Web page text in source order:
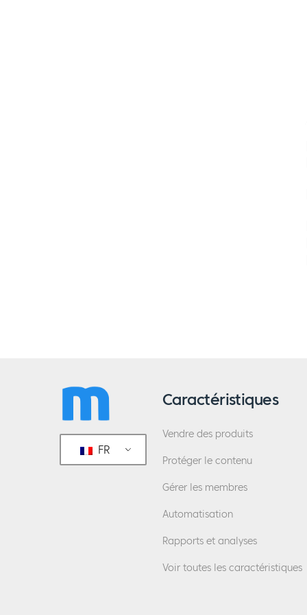
FR
Caractéristiques
Vendre des produits
Protéger le contenu
Gérer les membres
Automatisation
Rapports et analyses
Voir toutes les caractéristiques